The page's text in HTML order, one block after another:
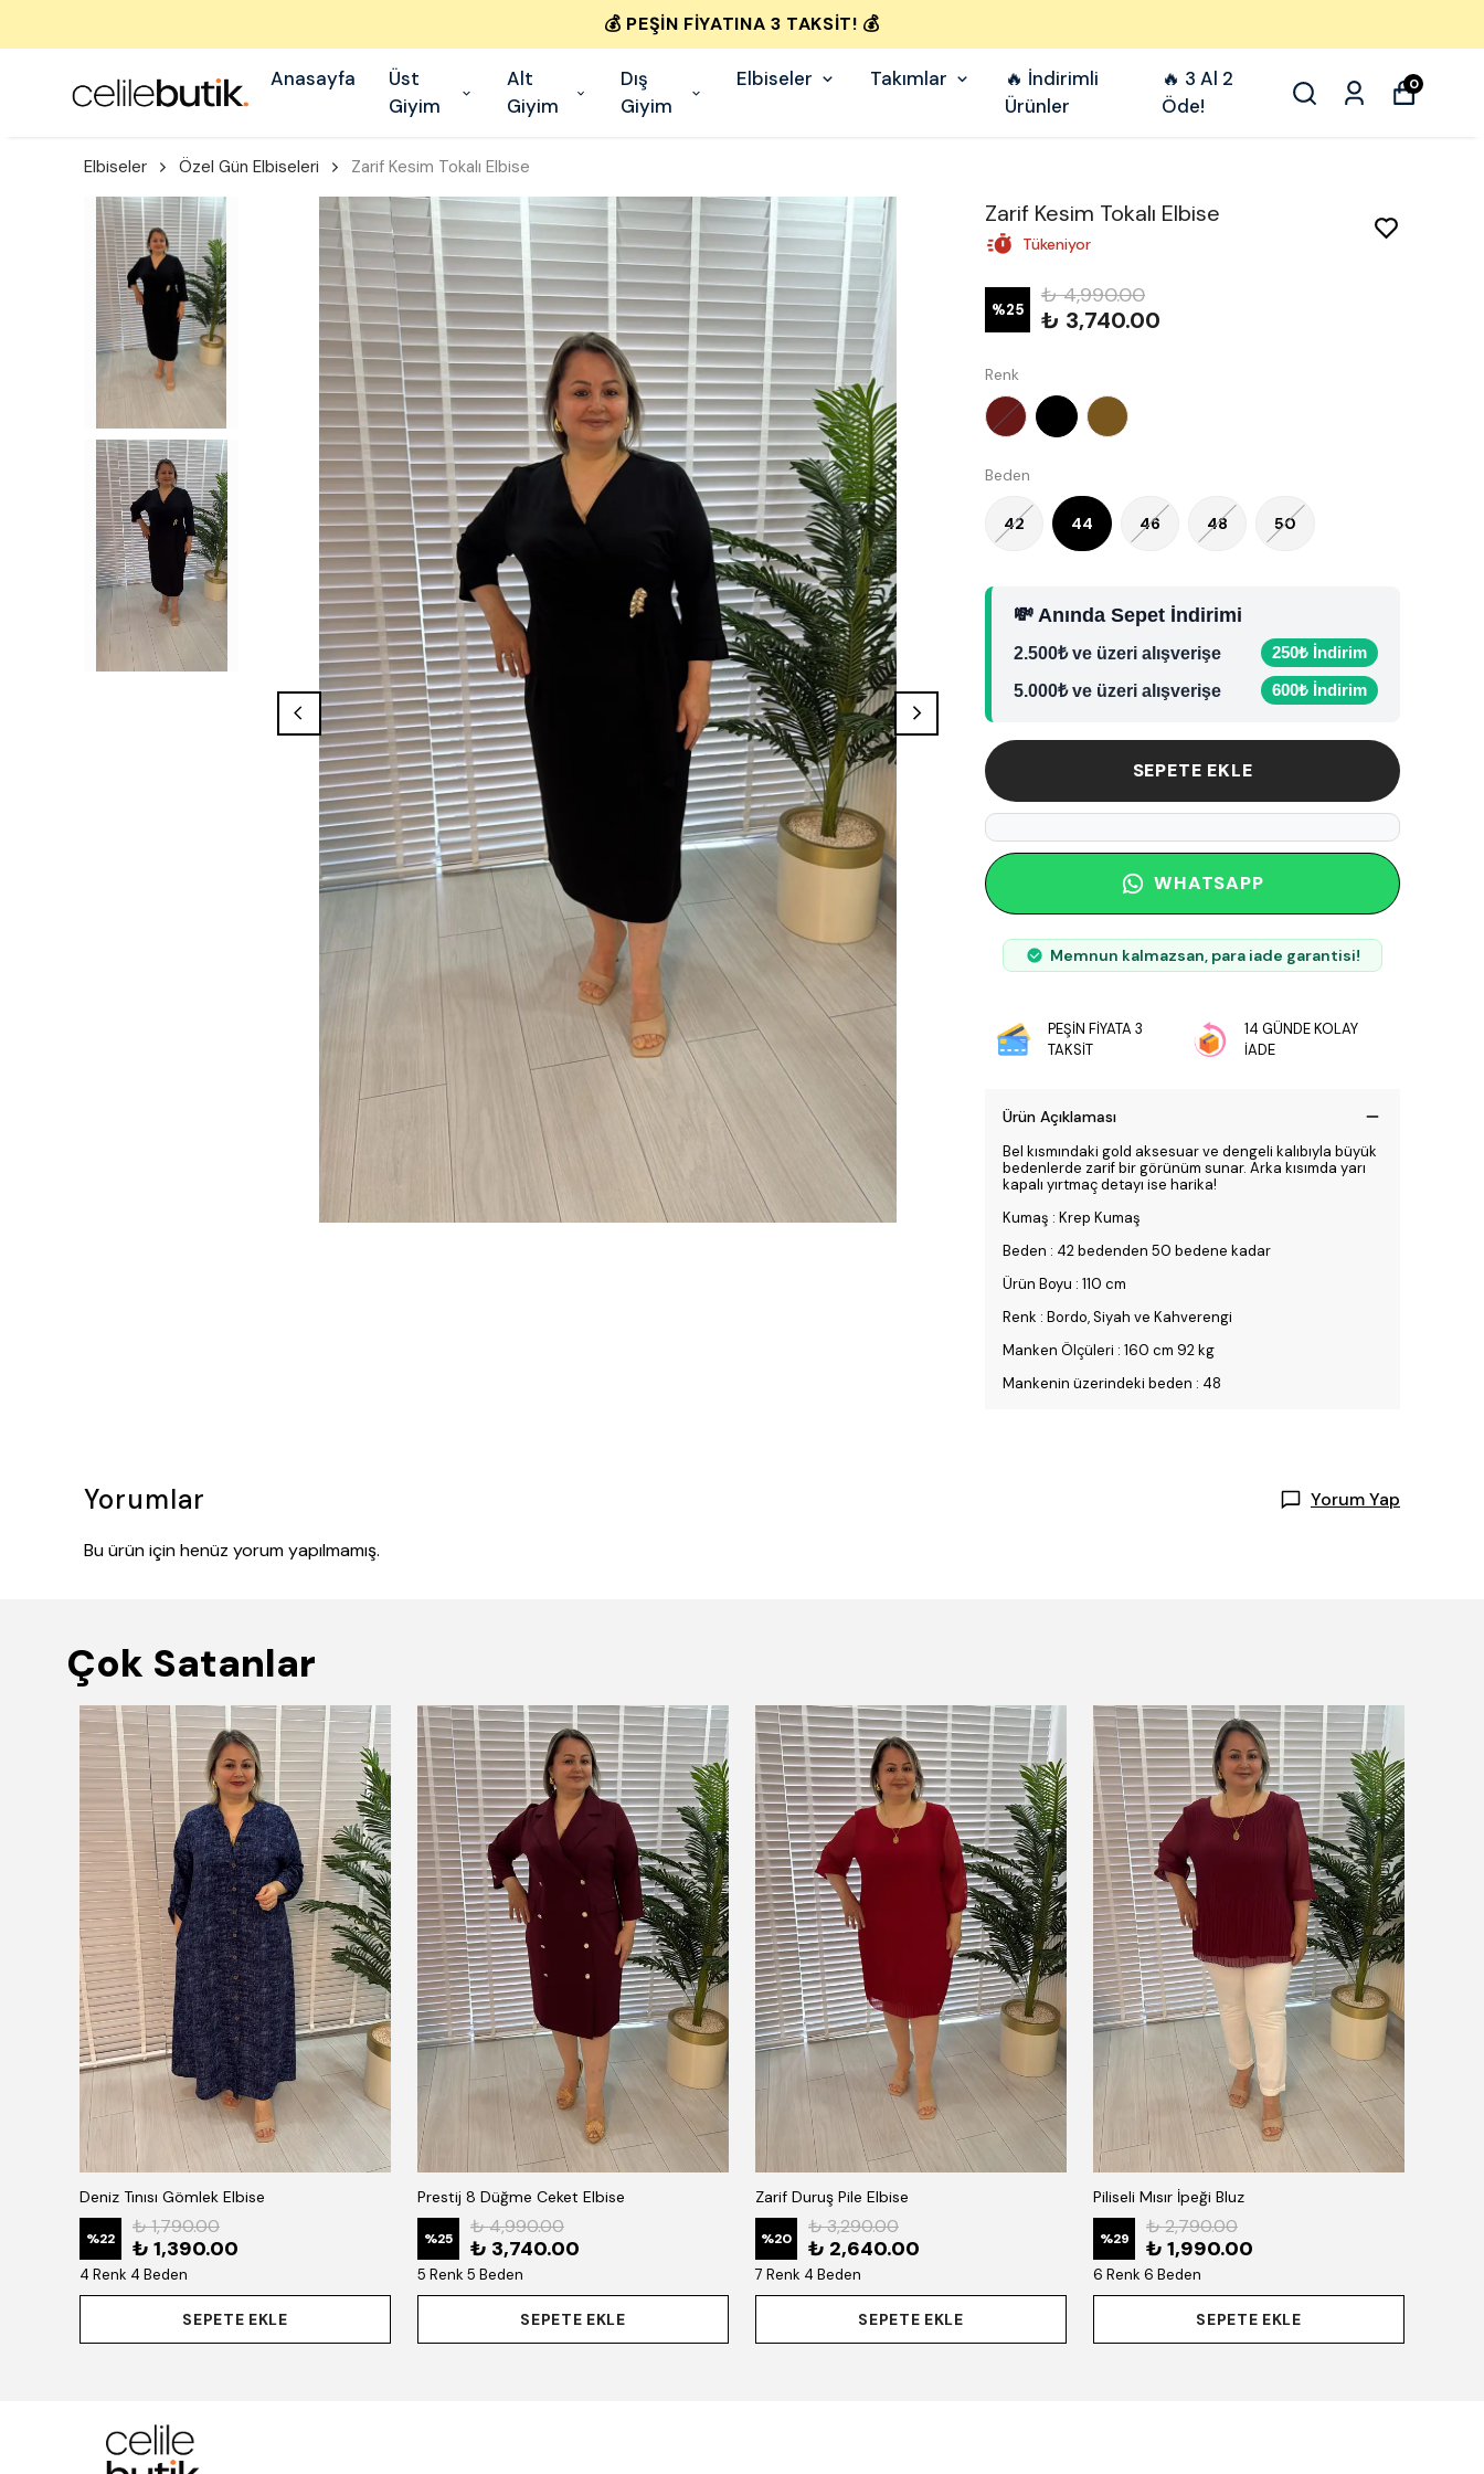
💰 PEŞIN FIYATINA 3 TAKSIT! 💰
Anasayfa
Üst
Giyim
Alt
Giyim
Dış
Giyim
Elbiseler Takımlar
🔥 İndirimli
Ürünler
🔥 3 Al 2
Öde!
0
Elbiseler Özel Gün Elbiseleri Zarif Kesim Tokalı Elbise
Zarif Kesim Tokalı Elbise
Tükeniyor
%25
₺ 4,990.00
₺ 3,740.00
Renk
Beden
42 44 46 48 50
💸 Anında Sepet İndirimi
2.500₺ ve üzeri alışverişe 250₺ İndirim
5.000₺ ve üzeri alışverişe 600₺ İndirim
SEPETE EKLE
WHATSAPP
Memnun kalmazsan, para iade garantisi!
PEŞİN FİYATA 3
TAKSİT
14 GÜNDE KOLAY
İADE
Ürün Açıklaması
Bel kısmındaki gold aksesuar ve dengeli kalıbıyla büyük
bedenlerde zarif bir görünüm sunar. Arka kısımda yarı
kapalı yırtmaç detayı ise harika!
Kumaş : Krep Kumaş
Beden : 42 bedenden 50 bedene kadar
Ürün Boyu : 110 cm
Renk : Bordo, Siyah ve Kahverengi
Manken Ölçüleri : 160 cm 92 kg
Mankenin üzerindeki beden : 48
Yorumlar Yorum Yap
Bu ürün için henüz yorum yapılmamış.
Çok Satanlar
Deniz Tınısı Gömlek Elbise
%22
₺ 1,790.00
₺ 1,390.00
4 Renk 4 Beden
SEPETE EKLE
Prestij 8 Düğme Ceket Elbise
%25
₺ 4,990.00
₺ 3,740.00
5 Renk 5 Beden
SEPETE EKLE
Zarif Duruş Pile Elbise
%20
₺ 3,290.00
₺ 2,640.00
7 Renk 4 Beden
SEPETE EKLE
Piliseli Mısır İpeği Bluz
%29
₺ 2,790.00
₺ 1,990.00
6 Renk 6 Beden
SEPETE EKLE